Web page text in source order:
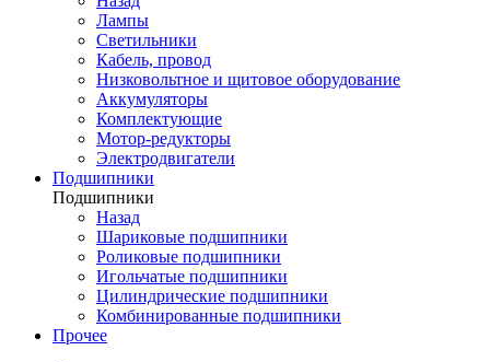
Лампы
Светильники
Кабель, провод
Низковольтное и щитовое оборудование
Аккумуляторы
Комплектующие
Мотор-редукторы
Электродвигатели
Подшипники
Подшипники
Назад
Шариковые подшипники
Роликовые подшипники
Игольчатые подшипники
Цилиндрические подшипники
Комбинированные подшипники
Прочее